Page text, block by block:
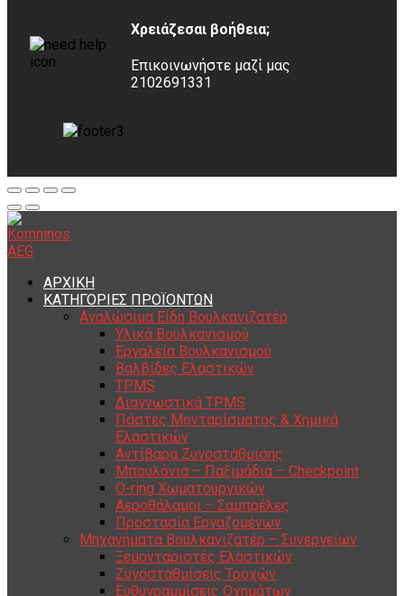
Χρειάζεσαι βοήθεια;
Επικοινωνήστε μαζί μας
2102691331
ΑΡΧΙΚΗ
ΚΑΤΗΓΟΡΙΕΣ ΠΡΟΪΟΝΤΩΝ
Αναλώσιμα Είδη Βουλκανιζατέρ
Υλικά Βουλκανισμού
Εργαλεία Βουλκανισμού
Βαλβίδες Ελαστικών
TPMS
Διαγνωστικά TPMS
Πάστες Μονταρίσματος & Χημικά
Ελαστικών
Αντίβαρα Ζυγοστάθμισης
Μπουλόνια – Παξιμάδια – Checkpoint
O-ring Χωματουργικών
Αεροθάλαμοι – Σαμπρέλες
Προστασία Εργαζομένων
Μηχανήματα Βουλκανιζατέρ – Συνεργείων
Ξεμονταριστές Ελαστικών
Ζυγοσταθμίσεις Τροχών
Ευθυγραμμίσεις Οχημάτων